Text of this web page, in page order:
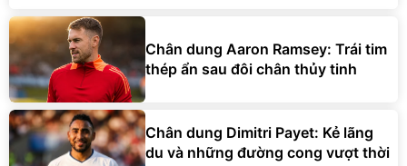
Chân dung Aaron Ramsey: Trái tim
thép ẩn sau đôi chân thủy tinh
Chân dung Dimitri Payet: Kẻ lãng
du và những đường cong vượt thời